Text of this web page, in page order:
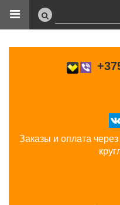
Заказы и оплата